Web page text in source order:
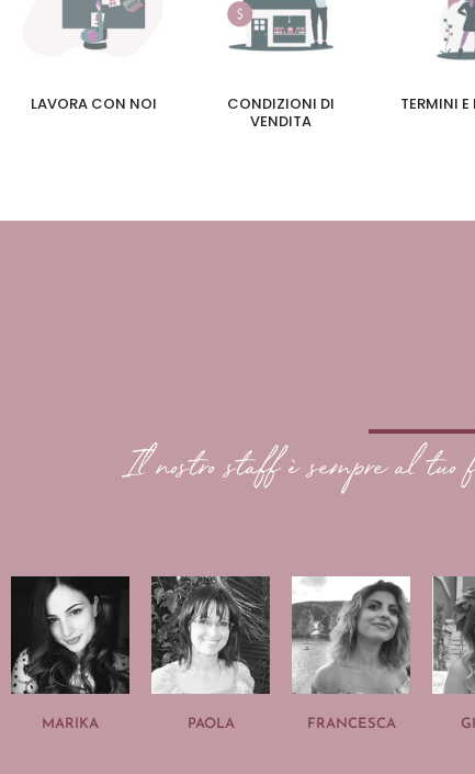
LAVORA CON NOI
CONDIZIONI DI
VENDITA
TERMINI
Il nostro staff è sempre al
MARIKA PAOLA FRANCESCA